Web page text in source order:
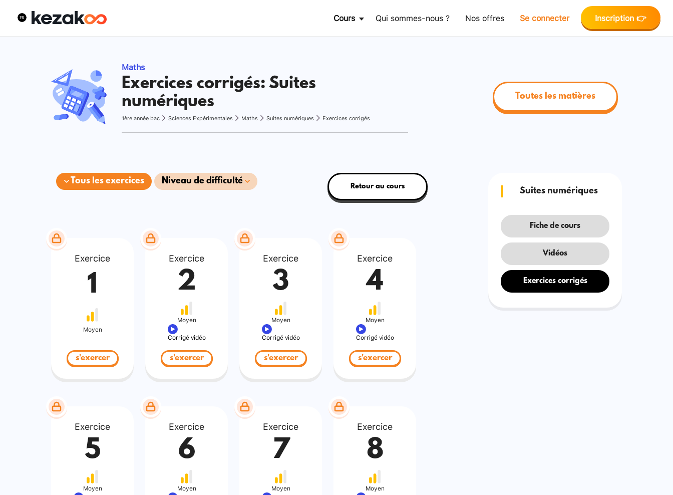
Cours Qui sommes-nous ? Nos offres Se connecter Inscription 👉
Maths
Exercices corrigés: Suites
numériques
1ère année bac Sciences Expérimentales Maths Suites numériques Exercices corrigés
Toutes les matières
Tous les exercices Niveau de difficulté
Retour au cours
Exercice
1
Moyen
s'exercer
Exercice
2
Moyen
Corrigé vidéo
s'exercer
Exercice
3
Moyen
Corrigé vidéo
s'exercer
Exercice
4
Moyen
Corrigé vidéo
s'exercer
Exercice
5
Moyen
Exercice
6
Moyen
Exercice
7
Moyen
Exercice
8
Moyen
Suites numériques
Fiche de cours
Vidéos
Exercices corrigés